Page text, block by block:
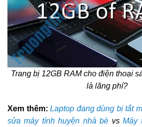
Trang bị 12GB RAM cho điện thoại
là lãng phí?
Xem thêm: Laptop đang dùng bị tắt
sửa máy tính huyện nhà bè vsMáy